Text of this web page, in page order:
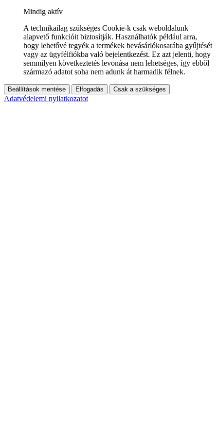
Mindig aktív
A technikailag szükséges Cookie-k csak weboldalunk
alapvető funkcióit biztosítják. Használhatók például arra,
hogy lehetővé tegyék a termékek bevásárlókosarába gyűjtését
vagy az ügyfélfiókba való bejelentkezést. Ez azt jelenti, hogy
semmilyen következtetés levonása nem lehetséges, így ebből
származó adatot soha nem adunk át harmadik félnek.
Beállítások mentése Elfogadás Csak a szükséges
Adatvédelemi nyilatkozatot